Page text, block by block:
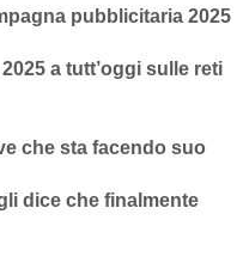
pubblicitaria 2025
a tutt’oggi sulle reti
che sta facendo suo
dice che finalmente